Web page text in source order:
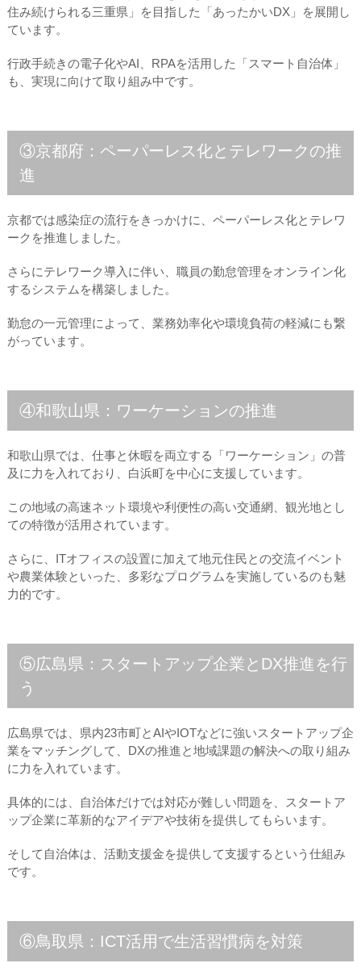
住み続けられる三重県」を目指した「あったかいDX」を展開し
ています。
行政手続きの電子化やAI、RPAを活用した「スマート自治体」
も、実現に向けて取り組み中です。
③京都府：ペーパーレス化とテレワークの推
進
京都では感染症の流行をきっかけに、ペーパーレス化とテレワ
ークを推進しました。
さらにテレワーク導入に伴い、職員の勤怠管理をオンライン化
するシステムを構築しました。
勤怠の一元管理によって、業務効率化や環境負荷の軽減にも繋
がっています。
④和歌山県：ワーケーションの推進
和歌山県では、仕事と休暇を両立する「ワーケーション」の普
及に力を入れており、白浜町を中心に支援しています。
この地域の高速ネット環境や利便性の高い交通網、観光地とし
ての特徴が活用されています。
さらに、ITオフィスの設置に加えて地元住民との交流イベント
や農業体験といった、多彩なプログラムを実施しているのも魅
力的です。
⑤広島県：スタートアップ企業とDX推進を行
う
広島県では、県内23市町とAIやIOTなどに強いスタートアップ企
業をマッチングして、DXの推進と地域課題の解決への取り組み
に力を入れています。
具体的には、自治体だけでは対応が難しい問題を、スタートア
ップ企業に革新的なアイデアや技術を提供してもらいます。
そして自治体は、活動支援金を提供して支援するという仕組み
です。
⑥鳥取県：ICT活用で生活習慣病を対策